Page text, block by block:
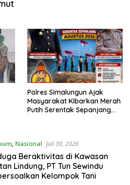
Polres Simalungun Ajak
Masyarakat Kibarkan Merah
Putih Serentak Sepanjang
, Nasional Juli 30, 2026
Beraktivitas di Kawasan
Lindung, PT Tun Sewindu
Kelompok Tani